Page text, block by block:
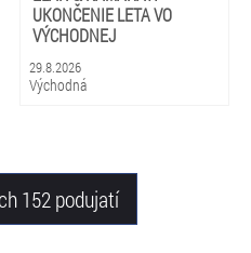
UKONČENIE LETA VO
VÝCHODNEJ
29.8.2026
Východná
152 podujatí